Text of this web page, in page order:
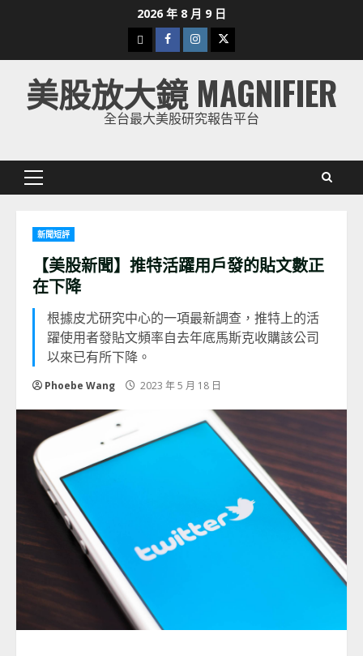
2026 年 8 月 9 日
下
載
美
股
Facebook
Instagram
Twitter
美股放大鏡 MAGNIFIER
全台最大美股研究報告平台
Primary
新聞短評
【美股新聞】推特活躍用戶發的貼文數正
在下降
根據皮尤研究中心的一項最新調查，推特上的活
躍使用者發貼文頻率自去年底馬斯克收購該公司
以來已有所下降。
Phoebe Wang 2023 年 5 月 18 日